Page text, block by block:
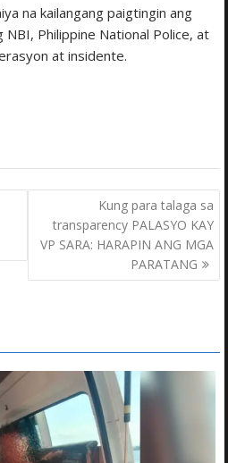
na kailangang paigtingin ang
Philippine National Police, at
at insidente.
Kung para talaga sa
transparency PALASYO KAY
VP SARA: HARAPIN ANG MGA
PARATANG